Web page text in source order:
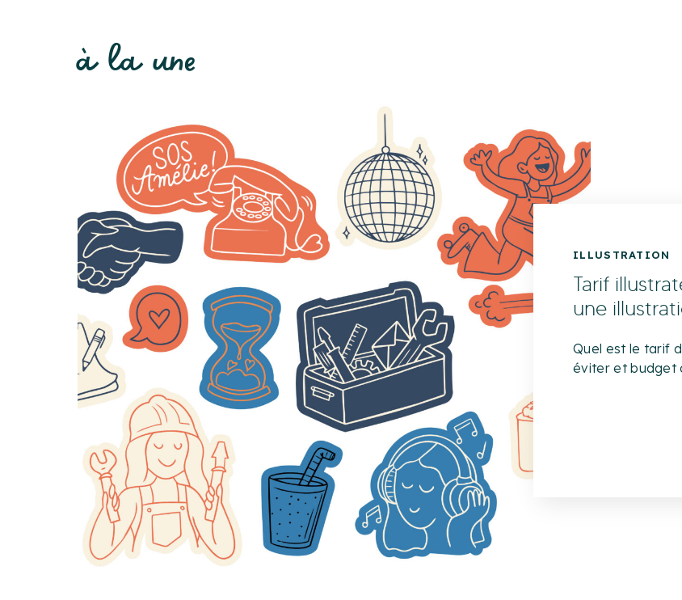
à la une
Refonte
pourquoi,
IDENTITÉ
Tu penses à
hep, hep, ne